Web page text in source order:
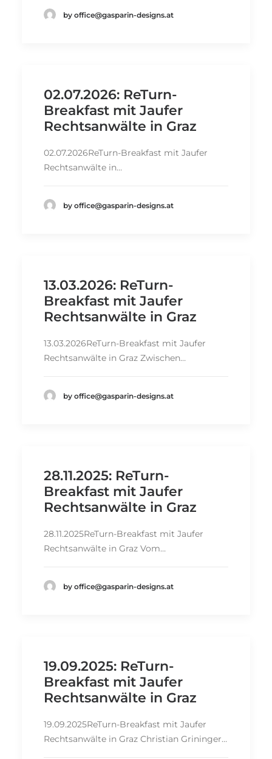
by office@gasparin-designs.at
02.07.2026: ReTurn-
Breakfast mit Jaufer
Rechtsanwälte in Graz
02.07.2026ReTurn-Breakfast mit Jaufer
Rechtsanwälte in…
by office@gasparin-designs.at
13.03.2026: ReTurn-
Breakfast mit Jaufer
Rechtsanwälte in Graz
13.03.2026ReTurn-Breakfast mit Jaufer
Rechtsanwälte in Graz Zwischen…
by office@gasparin-designs.at
28.11.2025: ReTurn-
Breakfast mit Jaufer
Rechtsanwälte in Graz
28.11.2025ReTurn-Breakfast mit Jaufer
Rechtsanwälte in Graz Vom…
by office@gasparin-designs.at
19.09.2025: ReTurn-
Breakfast mit Jaufer
Rechtsanwälte in Graz
19.09.2025ReTurn-Breakfast mit Jaufer
Rechtsanwälte in Graz Christian Grininger…